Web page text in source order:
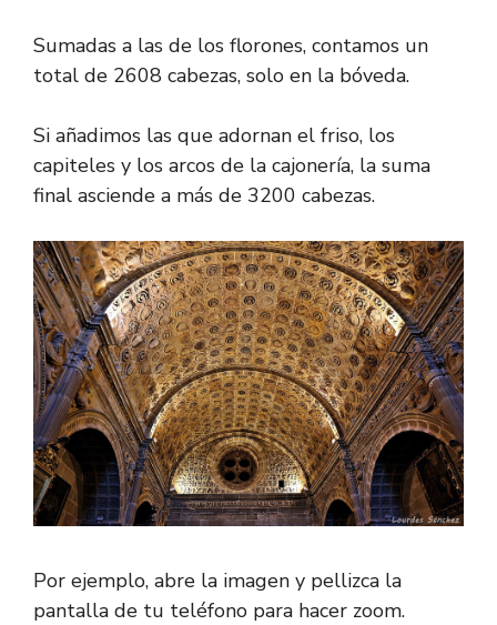
Sumadas a las de los florones, contamos un
total de 2608 cabezas, solo en la bóveda.
Si añadimos las que adornan el friso, los
capiteles y los arcos de la cajonería, la suma
final asciende a más de 3200 cabezas.
Por ejemplo, abre la imagen y pellizca la
pantalla de tu teléfono para hacer zoom.